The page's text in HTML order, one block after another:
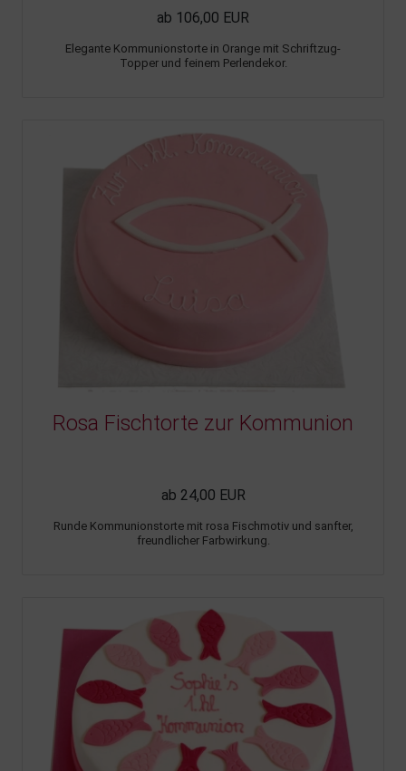
ab 106,00 EUR
Elegante Kommunionstorte in Orange mit Schriftzug-
Topper und feinem Perlendekor.
Rosa Fischtorte zur Kommunion
ab 24,00 EUR
Runde Kommunionstorte mit rosa Fischmotiv und sanfter,
freundlicher Farbwirkung.